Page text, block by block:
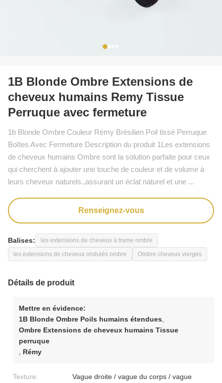
1B Blonde Ombre Extensions de
cheveux humains Remy Tissue
Perruque avec fermeture
1b Blonde Ombre Couleur Rémy Brésilien Poil tissé Perruque
Boîtes Avec Fermeture Description du produit 1Les extensions
de cheveux humains Ombre sont la solution parfaite pour ceux
qui cherchent à ajouter une touche de couleur et de volume à
leurs cheveux naturels.,assurant un éclat naturel et une ...
Renseignez-vous
Balises:
les extensions de cheveux à trame ombre
les extensions de cheveux ondulés ombre
Ombre cheveux vierges
Détails de produit
Mettre en évidence:
1B Blonde Ombre Poils humains étendues
Ombre Extensions de cheveux humains Tissue
perruque
Rémy
Texture:
Vague droite / vague du corps / vague